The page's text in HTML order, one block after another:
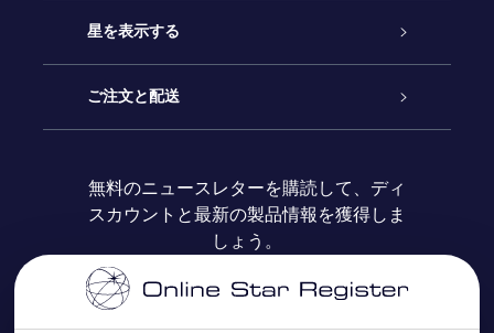
お問い合わせ
ブログ
レビュー
Online Starギフト
OSRギフトパック
OSR ギフトカード
法人ギフト
星を表示する
星の登録
カスタマイズされたStar Page
One Million Stars
ご注文と配送
お支払いに関する情報
配送に関する情報
無料のニュースレターを購読して、ディ
スカウントと最新の製品情報を獲得しま
しょう。